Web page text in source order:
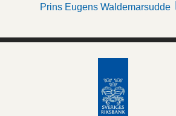
Prins Eugens Waldemarsudde